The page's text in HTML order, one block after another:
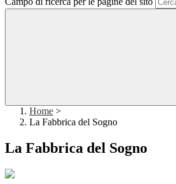
Home >
La Fabbrica del Sogno
La Fabbrica del Sogno